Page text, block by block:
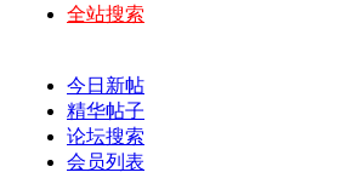
全站搜索
今日新帖
精华帖子
论坛搜索
会员列表